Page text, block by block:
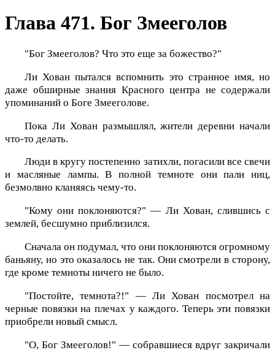
Глава 471. Бог Змееголов
"Бог Змееголов? Что это еще за божество?"
Ли Хован пытался вспомнить это странное имя, но
даже обширные знания Красного центра не содержали
упоминаний о Боге Змееголове.
Пока Ли Хован размышлял, жители деревни начали
что-то делать.
Люди в кругу постепенно затихли, погасили все свечи
и масляные лампы. В полной темноте они пали ниц,
безмолвно кланяясь чему-то.
"Кому они поклоняются?" — Ли Хован, слившись с
землей, бесшумно приблизился.
Сначала он подумал, что они поклоняются огромному
баньяну, но это оказалось не так. Они смотрели в сторону,
где кроме темноты ничего не было.
"Постойте, темнота?!" — Ли Хован посмотрел на
черные повязки на плечах у каждого. Теперь эти повязки
приобрели новый смысл.
"О, Бог Змееголов!" — собравшиеся вдруг закричали